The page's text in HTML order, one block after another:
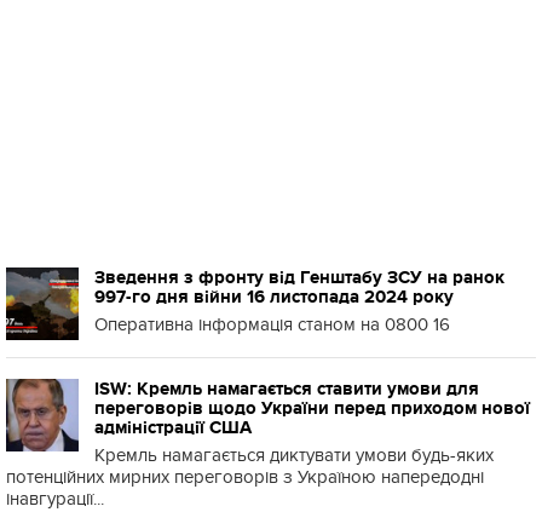
Зведення з фронту від Генштабу ЗСУ на ранок
997-го дня війни 16 листопада 2024 року
Оперативна інформація станом на 0800 16
ISW: Кремль намагається ставити умови для
переговорів щодо України перед приходом нової
адміністрації США
Кремль намагається диктувати умови будь-яких
потенційних мирних переговорів з Україною напередодні
інавгурації...